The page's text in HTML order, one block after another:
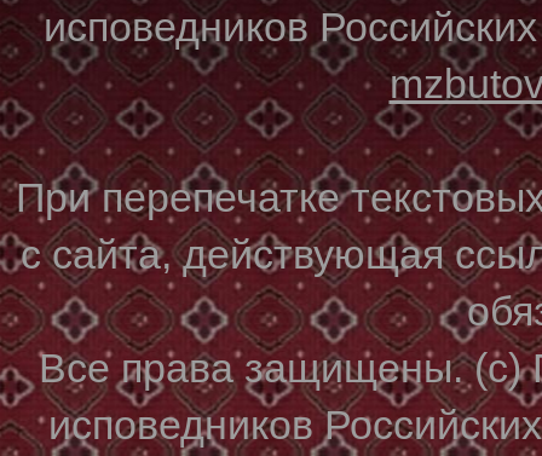
исповедников
При перепечатке
с сайта, действующая
Все права защищены. (с)
исповедников